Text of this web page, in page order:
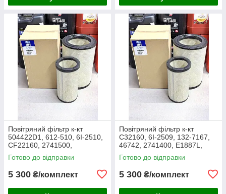
Повітряний фільтр к-кт
504422D1, 612-510, 6I-2510,
CF22160, 2741500,
AF25138M, P532510, MD-
7624S, SA16024, RS3511,
Готово до відправки
5 300 ₴/комплект
Повітряний фільтр к-кт
C32160, 6I-2509, 132-7167,
46742, 2741400, E1887L,
RS3514, SL5603, P532509,
FJ3468, MD-7624,
Готово до відправки
5 300 ₴/комплект